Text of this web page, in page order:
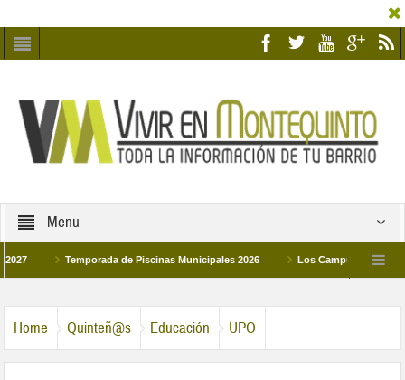
Menu
Temporada de Piscinas Municipales 2026 Los Campus de
Home Quinteñ@s Educación UPO